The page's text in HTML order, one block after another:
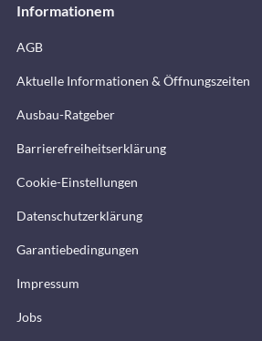
Informationem
AGB
Aktuelle Informationen & Öffnungszeiten
Ausbau-Ratgeber
Barrierefreiheitserklärung
Cookie-Einstellungen
Datenschutzerklärung
Garantiebedingungen
Impressum
Jobs